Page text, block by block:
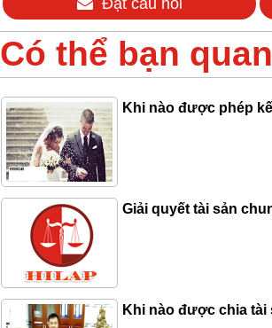
Đặt câu hỏi
Có thể bạn
Khi nào được phép
Giải quyết tài sản
Khi nào được chia tài